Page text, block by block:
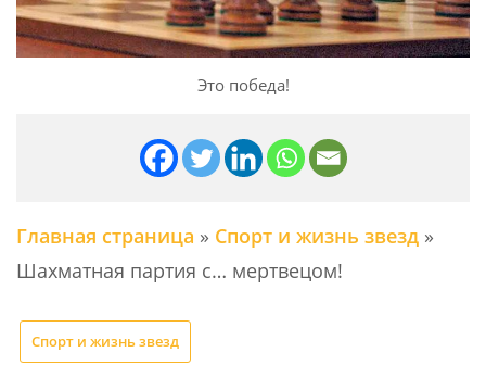
Это победа!
Главная страница » Спорт и жизнь звезд »
Шахматная партия с… мертвецом!
Спорт и жизнь звезд